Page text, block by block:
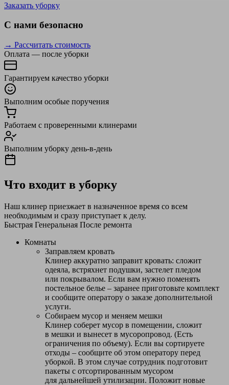
Заказать уборку
С нами безопасно
→ Рассчитать стоимость
Оплата — после уборки
Гарантируем качество уборки
Выполним особые поручения
Работаем с проверенными клинерами
Выполним уборку день-в-день
Что входит в уборку
Наш клинер приезжает в назначенное время со всем
необходимым и сразу приступает к делу.
Быстрая Генеральная После ремонта
Комнаты
Заправляем кровать
Клинер аккуратно заправит кровать: сложит
одеяла, встряхнет подушки, застелет пледом
или покрывалом. Если вам нужно поменять
постельное белье – заранее приготовьте комплект
и сообщите оператору о заказе дополнительной
услуги.
Собираем мусор и меняем мешки
Клинер соберет мусор в помещении, сложит
в мешки и вынесет в мусоропровод. (Есть
ограничения по объему). Если вы сортируете
отходы – сообщите об этом оператору перед
уборкой. В этом случае сотрудник подготовит
пакеты с отсортированным мусором
для дальнейшей утилизации. Положит новые